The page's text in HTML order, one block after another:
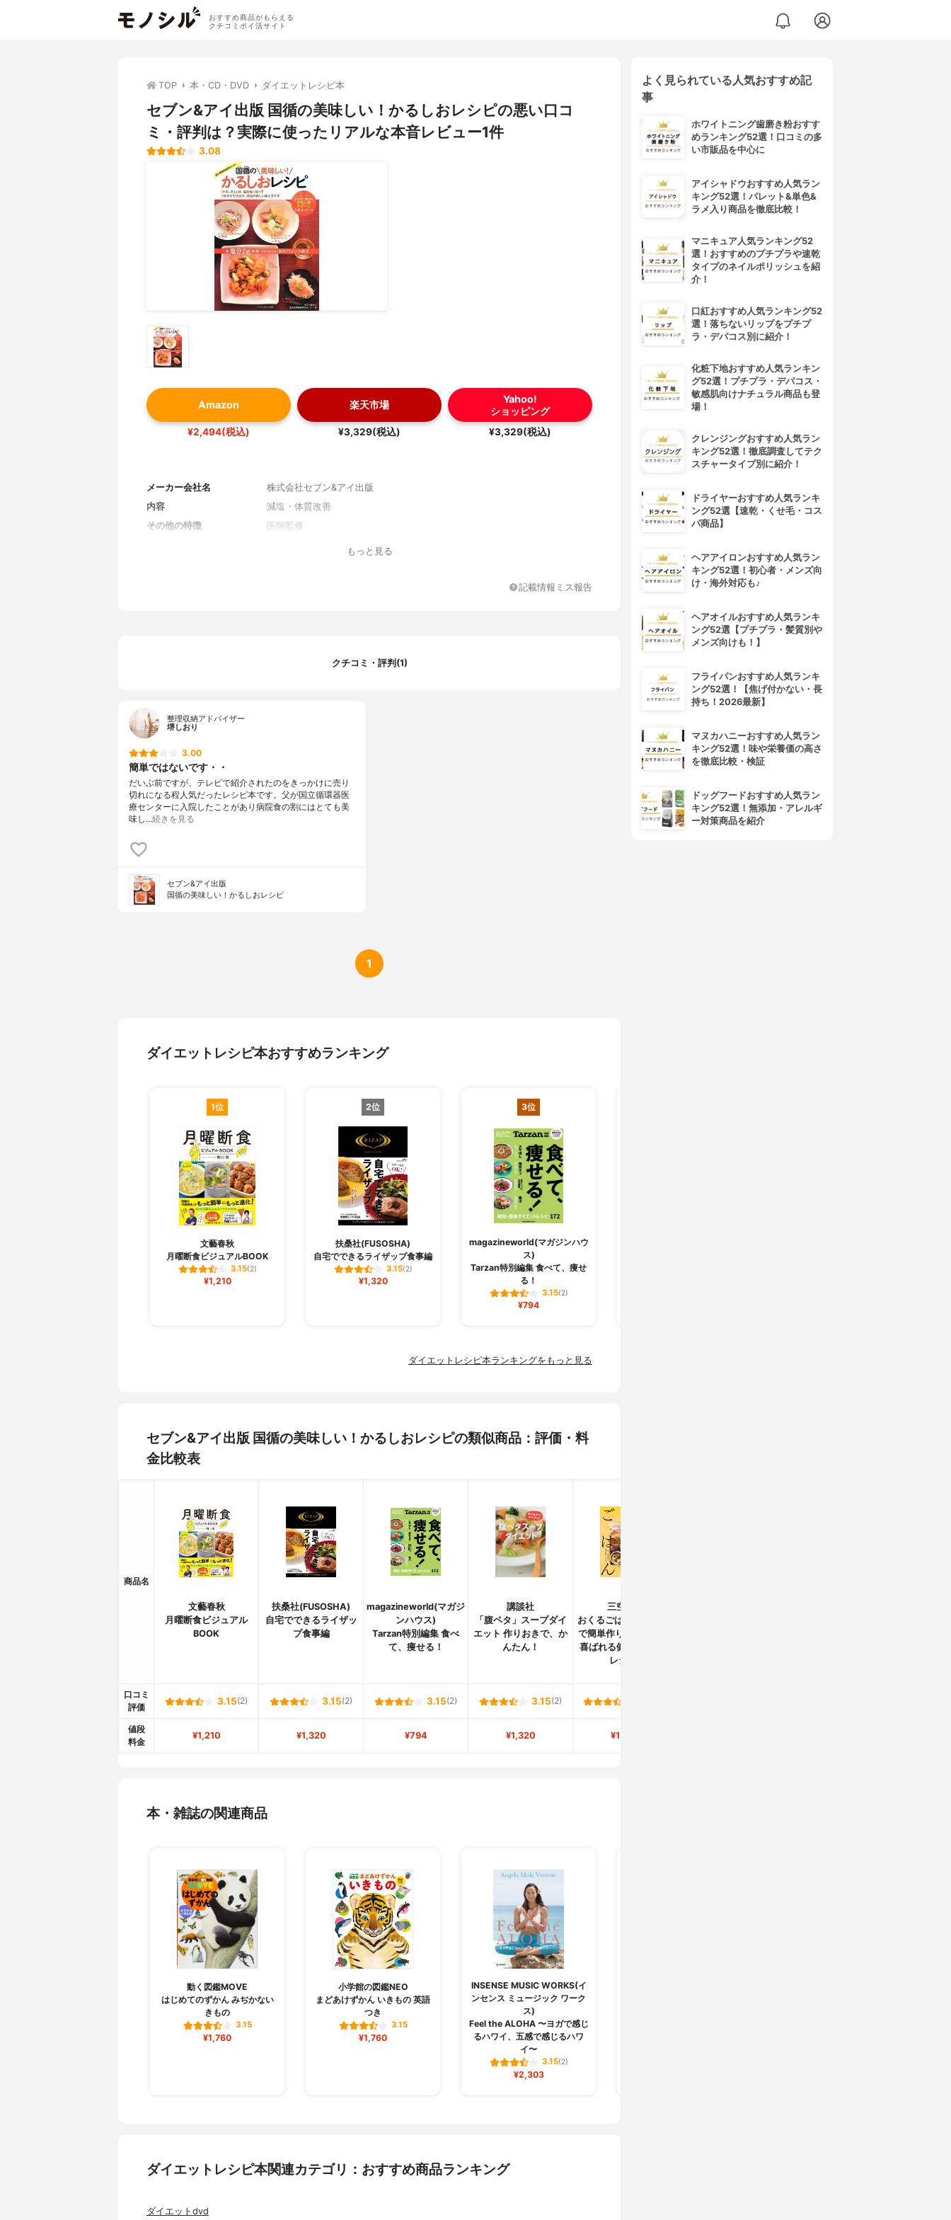
おすすめ商品がもらえる
クチコミポイ活サイト
TOP 本・CD・DVD ダイエットレシピ本
セブン&アイ出版 国循の美味しい！かるしおレシピの悪い口コ
ミ・評判は？実際に使ったリアルな本音レビュー1件
3.08
Amazon
¥2,494(税込)
楽天市場
¥3,329(税込)
Yahoo!
ショッピング
¥3,329(税込)
メーカー会社名
株式会社セブン&アイ出版
内容
減塩・体質改善
その他の特徴
医師監修
もっと見る
記載情報ミス報告
クチコミ・評判(1)
整理収納アドバイザー
堺しおり
3.00
簡単ではないです・・
だいぶ前ですが、テレビで紹介されたのをきっかけに売り
切れになる程人気だったレシピ本です。父が国立循環器医
療センターに入院したことがあり病院食の割にはとても美
味し…続きを見る
セブン&アイ出版
国循の美味しい！かるしおレシピ
1
ダイエットレシピ本おすすめランキング
1位
文藝春秋
月曜断食ビジュアルBOOK
3.15(2)
¥1,210
2位
扶桑社(FUSOSHA)
自宅でできるライザップ食事編
3.15(2)
¥1,320
3位
magazineworld(マガジンハウ
ス)
Tarzan特別編集 食べて、痩せ
る！
3.15(2)
¥794
ダイエットレシピ本ランキングをもっと見る
セブン&アイ出版 国循の美味しい！かるしおレシピの類似商品：評価・料
金比較表
商品名
文藝春秋
月曜断食ビジュアル
BOOK
扶桑社(FUSOSHA)
自宅でできるライザッ
プ食事編
magazineworld(マガジ
ンハウス)
Tarzan特別編集 食べ
て、痩せる！
講談社
「腹ペタ」スープダイ
エット 作りおきで、か
んたん！
三空出版
おくるごはん-弱火調理
で簡単作り置き 送って
喜ばれる健康美味しい
レシピ-
口コミ
評価
3.15(2) 3.15(2) 3.15(2) 3.15(2)
値段
料金
¥1,210 ¥1,320 ¥794 ¥1,320 ¥1,342
本・雑誌の関連商品
動く図鑑MOVE
はじめてのずかん みぢかない
きもの
3.15
¥1,760
小学館の図鑑NEO
まどあけずかん いきもの 英語
つき
3.15
¥1,760
INSENSE MUSIC WORKS(イ
ンセンス ミュージック ワーク
ス)
Feel the ALOHA 〜ヨガで感じ
るハワイ、五感で感じるハワ
イ〜
3.15(2)
¥2,303
ダイエットレシピ本関連カテゴリ：おすすめ商品ランキング
ダイエットdvd
よく見られている人気おすすめ記
事
ホワイトニング歯磨き粉おすす
めランキング52選！口コミの多
い市販品を中心に
アイシャドウおすすめ人気ラン
キング52選！パレット&単色&
ラメ入り商品を徹底比較！
マニキュア人気ランキング52
選！おすすめのプチプラや速乾
タイプのネイルポリッシュを紹
介！
口紅おすすめ人気ランキング52
選！落ちないリップをプチプ
ラ・デパコス別に紹介！
化粧下地おすすめ人気ランキン
グ52選！プチプラ・デパコス・
敏感肌向けナチュラル商品も登
場！
クレンジングおすすめ人気ラン
キング52選！徹底調査してテク
スチャータイプ別に紹介！
ドライヤーおすすめ人気ランキ
ング52選【速乾・くせ毛・コス
パ商品】
ヘアアイロンおすすめ人気ラン
キング52選！初心者・メンズ向
け・海外対応も♪
ヘアオイルおすすめ人気ランキ
ング52選【プチプラ・髪質別や
メンズ向けも！】
フライパンおすすめ人気ランキ
ング52選！【焦げ付かない・長
持ち！2026最新】
マヌカハニーおすすめ人気ラン
キング52選！味や栄養価の高さ
を徹底比較・検証
ドッグフードおすすめ人気ラン
キング52選！無添加・アレルギ
ー対策商品を紹介